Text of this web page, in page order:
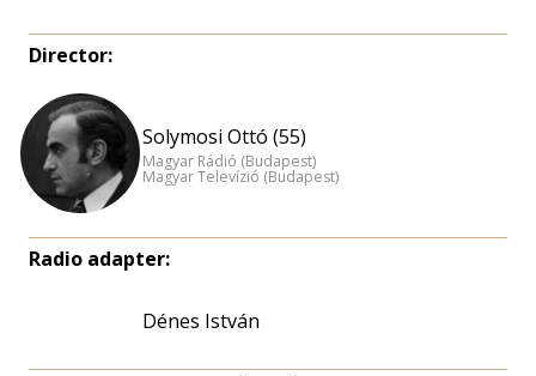
Director:
Solymosi Ottó (55)
Magyar Rádió (Budapest)
Magyar Televízió (Budapest)
Radio adapter:
Dénes István